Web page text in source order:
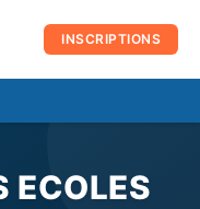
INSCRIPTIONS
ECOLES